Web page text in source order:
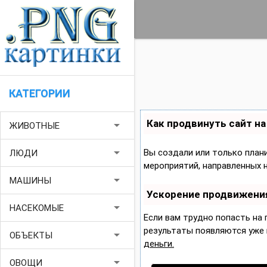
КАТЕГОРИИ
ЖИВОТНЫЕ arrow_drop_down
ЛЮДИ arrow_drop_down
МАШИНЫ arrow_drop_down
НАСЕКОМЫЕ arrow_drop_down
ОБЪЕКТЫ arrow_drop_down
ОВОЩИ arrow_drop_down
Как продвинуть сайт
Вы создали или только
мероприятий, направленных
Ускорение
Если вам трудно попасть на
результаты появляются уже
деньги.